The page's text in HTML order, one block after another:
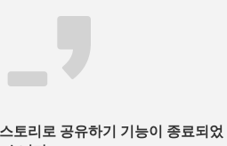
토리로 공유하기 기능이 종료되었